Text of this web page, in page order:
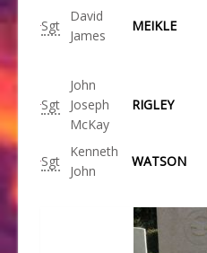
Sgt
David
James
MEIKLE
Sgt
John
Joseph
McKay
RIGLEY
Sgt
Kenneth
John
WATSON